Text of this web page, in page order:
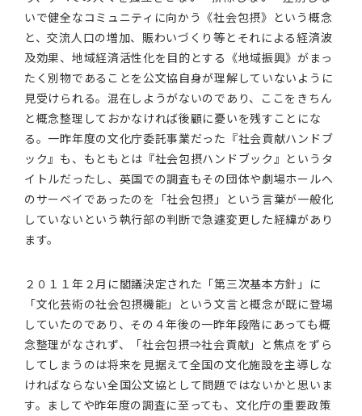
いで健全なコミュニティに向かう《社会包摂》という概念
と、交流人口の増加、賑わいづくり等とそれによる経済波
及効果、地域経済活性化を目的とする《地域振興》がまっ
たく別物であることを公文協自身が理解していないように
見受けられる。混在しようがないのであり、ここをきちん
と概念整理しておかなければ後顧に憂いを残すことにな
る。一昨年度の文化庁委託事業だった『社会貢献ハンドブ
ック』も、もともとは『社会包摂ハンドブック』というタ
イトルだったし、英国での調査もその団体や劇場ホールへ
のサーベイであったのを「社会包摂」という言葉が一般化
していないという執行部の判断で急遽変更した経緯があり
ます。
２０１１年２月に閣議決定された「第三次基本方針」に
「文化芸術の社会包摂機能」という文言と概念が既に登場
していたのであり、その４年後の一昨年段階にあっても概
念整理がなされず、「社会包摂⇒社会貢献」と焦点をずら
してしまうのは将来を見据えて全国の文化施設を主導しな
ければならない全国公文協として問題ではないかと思いま
す。ましてや昨年度の調査に至っても、文化庁の重要政策